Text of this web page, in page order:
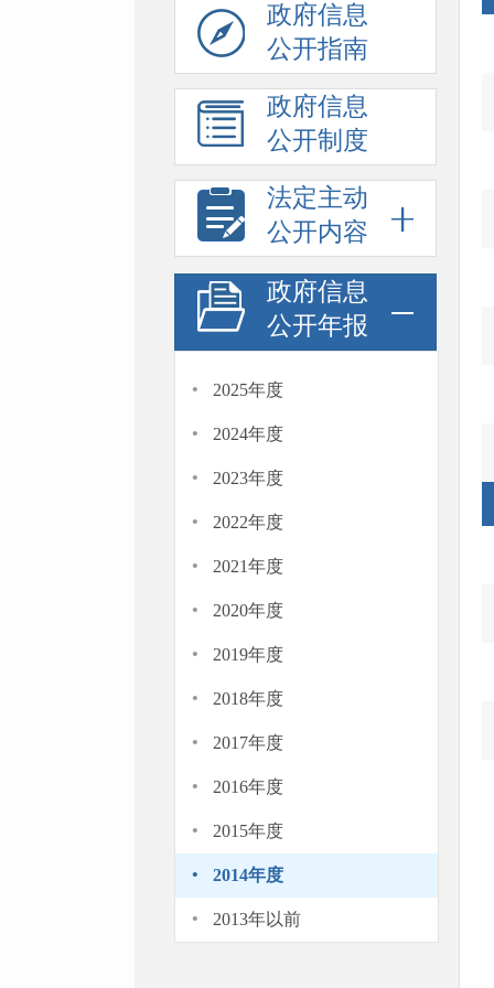
政府信息
公开指南
政府信息
公开制度
法定主动
公开内容
政府信息
公开年报
· 2025年度
· 2024年度
· 2023年度
· 2022年度
· 2021年度
· 2020年度
· 2019年度
· 2018年度
· 2017年度
· 2016年度
· 2015年度
· 2014年度
· 2013年以前